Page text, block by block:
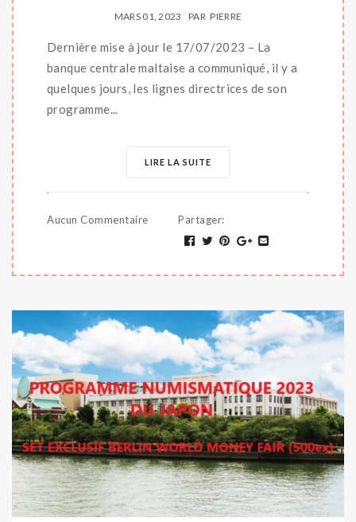
MARS 01, 2023 PAR PIERRE
Dernière mise à jour le 17/07/2023 – La
banque centrale maltaise a communiqué, il y a
quelques jours, les lignes directrices de son
programme...
LIRE LA SUITE
Aucun Commentaire Partager: